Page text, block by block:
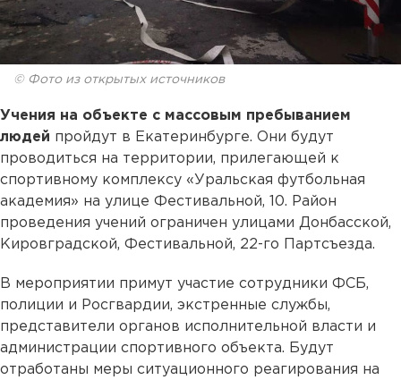
© Фото из открытых источников
Учения на объекте с массовым пребыванием
людей пройдут в Екатеринбурге. Они будут
проводиться на территории, прилегающей к
спортивному комплексу «Уральская футбольная
академия» на улице Фестивальной, 10. Район
проведения учений ограничен улицами Донбасской,
Кировградской, Фестивальной, 22-го Партсъезда.
В мероприятии примут участие сотрудники ФСБ,
полиции и Росгвардии, экстренные службы,
представители органов исполнительной власти и
администрации спортивного объекта. Будут
отработаны меры ситуационного реагирования на